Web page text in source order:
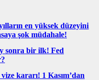
en yüksek düzeyini
şok müdahale!
sonra bir ilk! Fed
kararı! 1 Kasım’dan